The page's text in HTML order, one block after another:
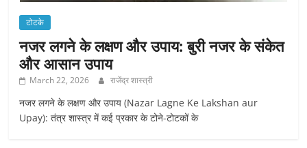
टोटके
नजर लगने के लक्षण और उपाय: बुरी नजर के संकेत
और आसान उपाय
March 22, 2026 राजेंद्र शास्त्री
नजर लगने के लक्षण और उपाय (Nazar Lagne Ke Lakshan aur
Upay): तंत्र शास्त्र में कई प्रकार के टोने-टोटकों के